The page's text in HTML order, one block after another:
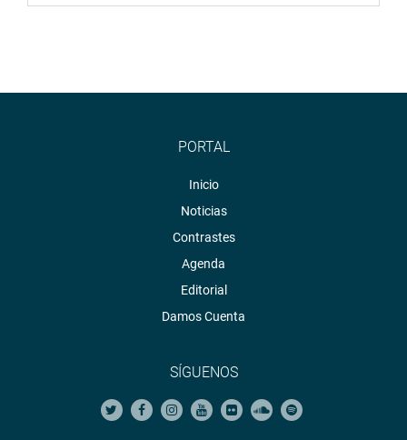
PORTAL
Inicio
Noticias
Contrastes
Agenda
Editorial
Damos Cuenta
SÍGUENOS